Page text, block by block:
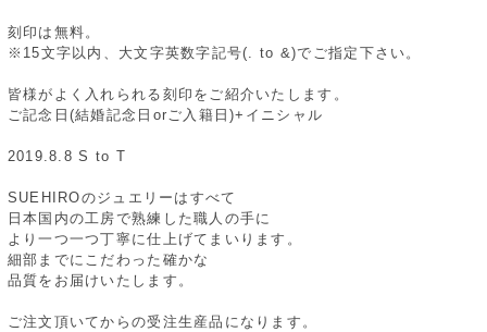
刻印は無料。
※15文字以内、大文字英数字記号(. to &)でご指定下さい。
皆様がよく入れられる刻印をご紹介いたします。
ご記念日(結婚記念日orご入籍日)+イニシャル
2019.8.8 S to T
SUEHIROのジュエリーはすべて
日本国内の工房で熟練した職人の手に
より一つ一つ丁寧に仕上げてまいります。
細部までにこだわった確かな
品質をお届けいたします。
ご注文頂いてからの受注生産品になります。